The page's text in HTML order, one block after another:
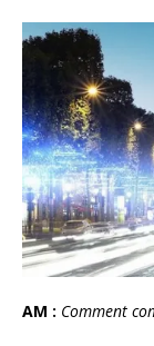
AM : Comment